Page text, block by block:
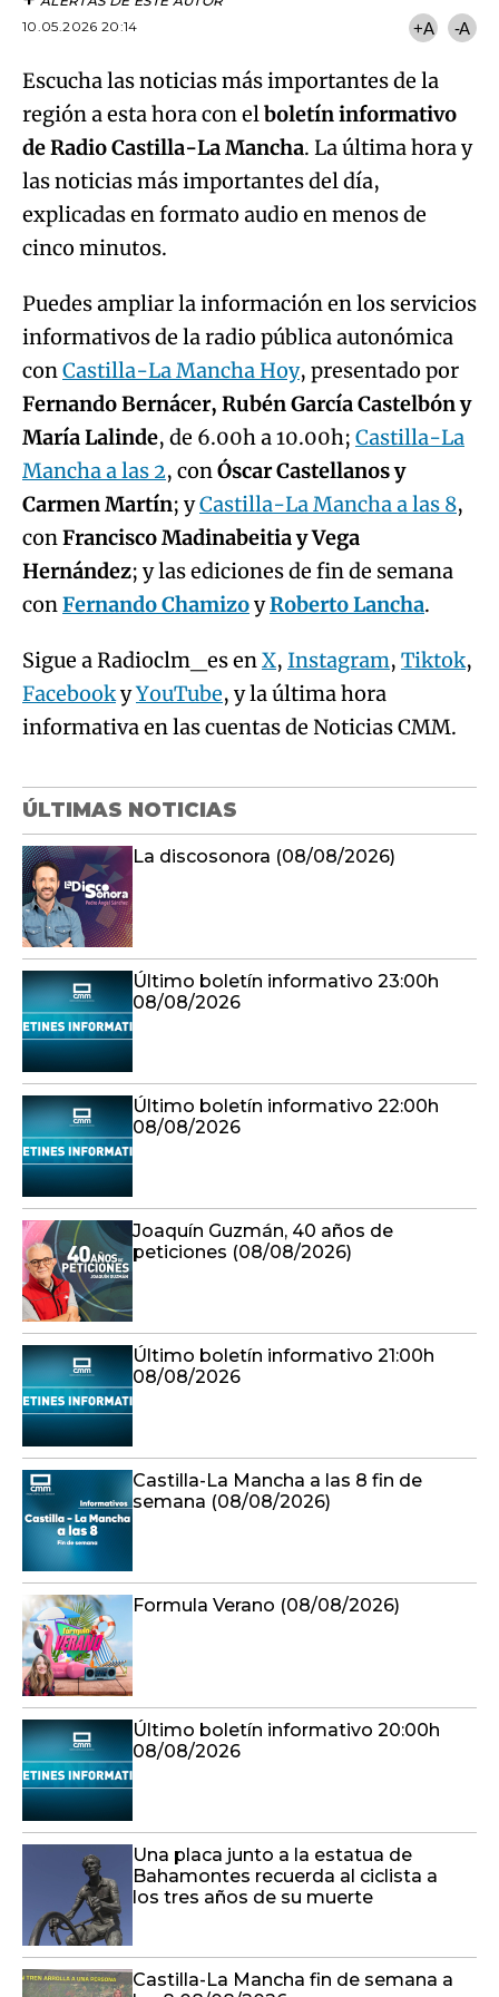
10.05.2026 20:14
+A -A
Escucha las noticias más importantes de la
región a esta hora con elboletín informativo
de Radio Castilla-La Mancha. La última hora y
las noticias más importantes del día,
explicadas en formato audio en menos de
cinco minutos.
Puedes ampliar la información en los servicios
informativos de la radio pública autonómica
conCastilla-La Mancha Hoy, presentado por
Fernando Bernácer, Rubén García Castelbón y
María Lalinde, de 6.00h a 10.00h; Castilla-La
Mancha a las 2, conÓscar Castellanos y
Carmen Martín; yCastilla-La Mancha a las 8,
conFrancisco Madinabeitia y Vega
Hernández; y las ediciones de fin de semana
conFernando ChamizoyRoberto Lancha.
Sigue a Radioclm_es enX, Instagram, Tiktok,
FacebookyYouTube, y la última hora
informativa en las cuentas de Noticias CMM.
ÚLTIMAS NOTICIAS
La discosonora (08/08/2026)
Último boletín informativo 23:00h
08/08/2026
Último boletín informativo 22:00h
08/08/2026
Joaquín Guzmán, 40 años de
peticiones (08/08/2026)
Último boletín informativo 21:00h
08/08/2026
Castilla-La Mancha a las 8 fin de
semana (08/08/2026)
Formula Verano (08/08/2026)
Último boletín informativo 20:00h
08/08/2026
Una placa junto a la estatua de
Bahamontes recuerda al ciclista a
los tres años de su muerte
Castilla-La Mancha fin de semana a